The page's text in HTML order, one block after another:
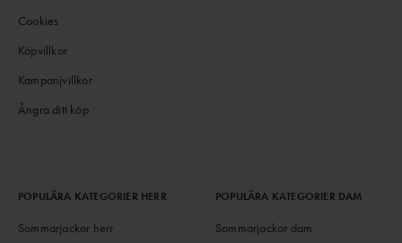
Cookies
Köpvillkor
Kampanjvillkor
Ångra ditt köp
POPULÄRA KATEGORIER HERR
Sommarjackor herr
POPULÄRA KATEGORIER DAM
Sommarjackor dam